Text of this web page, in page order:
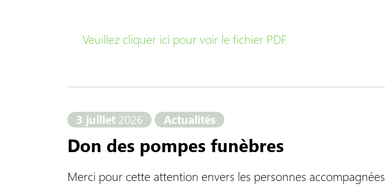
Veuillez cliquer ici pour voir le fichier PDF
3 juillet 2026 Actualités
Don des pompes funèbres
Merci pour cette attention envers les personnes accompagnées